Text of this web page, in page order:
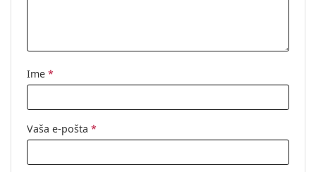
Ime *
Vaša e-pošta *